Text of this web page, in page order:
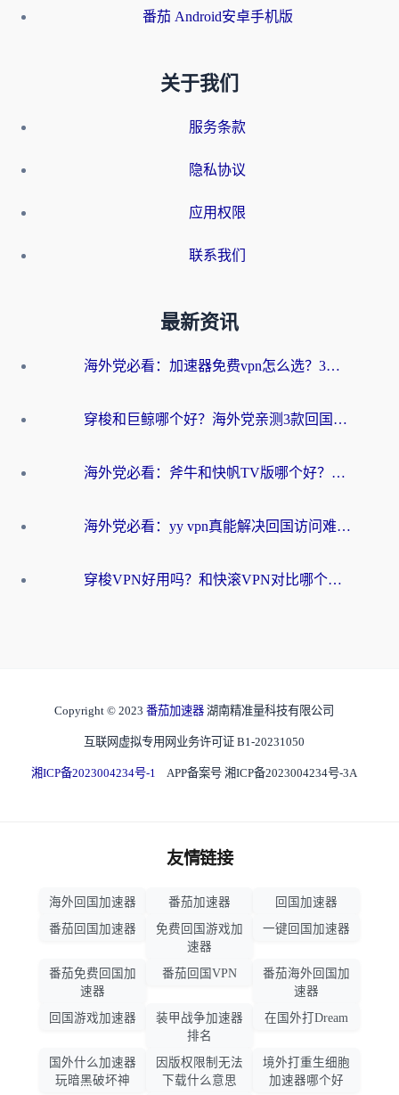
番茄 Android安卓手机版
关于我们
服务条款
隐私协议
应用权限
联系我们
最新资讯
海外党必看：加速器免费vpn怎么选？3步教你无缝访问国内资源
穿梭和巨鲸哪个好？海外党亲测3款回国加速器，教你避开90%的坑
海外党必看：斧牛和快帆TV版哪个好？3分钟选对回国加速器，无缝刷B站、追热剧
海外党必看：yy vpn真能解决回国访问难题？附云极initap测评+免费方案对比
穿梭VPN好用吗？和快滚VPN对比哪个回国效果更好？海外党选回国加速器必看指南
Copyright © 2023 番茄加速器 湖南精准量科技有限公司
互联网虚拟专用网业务许可证 B1-20231050
湘ICP备2023004234号-1 APP备案号 湘ICP备2023004234号-3A
友情链接
海外回国加速器 番茄加速器
回国加速器
番茄回国加速器
免费回国游戏加
速器
一键回国加速器
番茄免费回国加
速器
番茄回国VPN
番茄海外回国加
速器
回国游戏加速器
装甲战争加速器
排名
在国外打Dream
国外什么加速器
玩暗黑破坏神
因版权限制无法
下载什么意思
境外打重生细胞
加速器哪个好